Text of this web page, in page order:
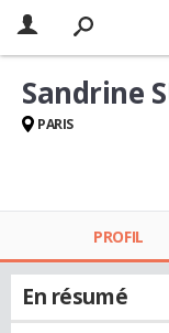
Sandrine
PARIS
PROFIL
En résumé